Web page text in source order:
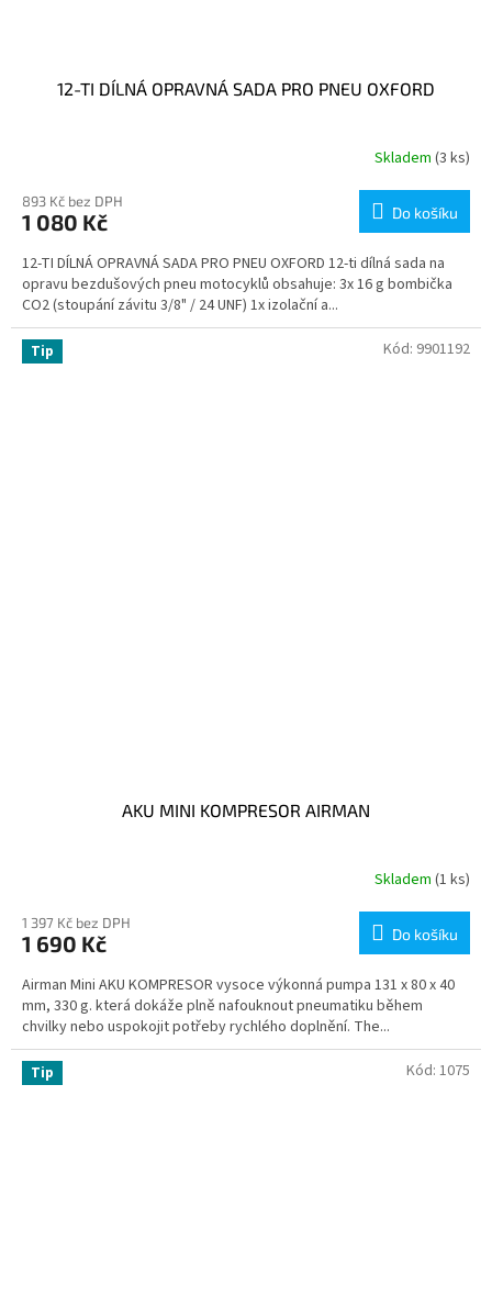
12-TI DÍLNÁ OPRAVNÁ SADA PRO PNEU OXFORD
Skladem (3 ks)
893 Kč bez DPH
1 080 Kč Do košíku
12-TI DÍLNÁ OPRAVNÁ SADA PRO PNEU OXFORD 12-ti dílná sada na
opravu bezdušových pneu motocyklů obsahuje: 3x 16 g bombička
CO2 (stoupání závitu 3/8" / 24 UNF) 1x izolační a...
Tip
AKU MINI KOMPRESOR AIRMAN
Skladem (1 ks)
1 397 Kč bez DPH
1 690 Kč Do košíku
Airman Mini AKU KOMPRESOR vysoce výkonná pumpa 131 x 80 x 40
mm, 330 g. která dokáže plně nafouknout pneumatiku během
chvilky nebo uspokojit potřeby rychlého doplnění. The...
Kód: 9901192
Tip Kód: 1075